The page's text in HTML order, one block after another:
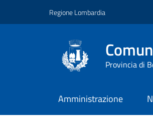
Regione Lombardia
Provincia di
Amministrazione